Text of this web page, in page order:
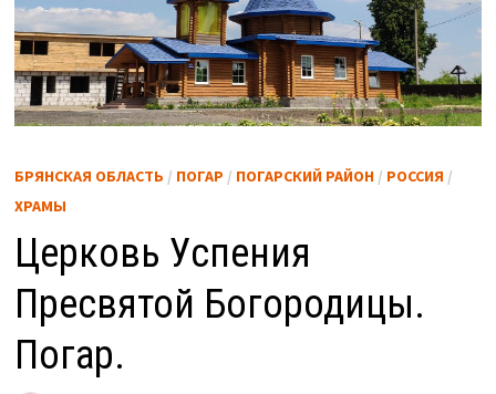
БРЯНСКАЯ ОБЛАСТЬ / ПОГАР / ПОГАРСКИЙ РАЙОН/ РОССИЯ /
ХРАМЫ
Церковь Успения
Пресвятой Богородицы.
Погар.